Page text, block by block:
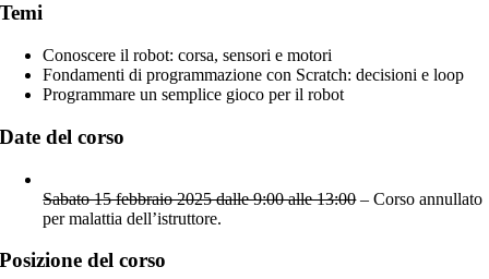
Temi
Conoscere il robot: corsa, sensori e motori
Fondamenti di programmazione con Scratch: decisioni e loop
Programmare un semplice gioco per il robot
Date del corso
Sabato 15 febbraio 2025 dalle 9:00 alle 13:00– Corso annullato
per malattia dell’istruttore.
Posizione del corso